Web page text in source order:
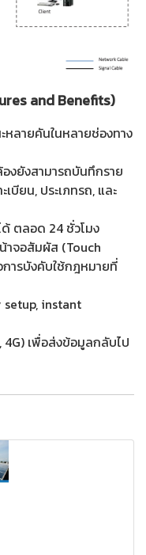
and Benefits)
หลายคันในหลายช่องทาง
งยังสามารถบันทึกราย
บียน, ประเภทรถ, และ
ด้ ตลอด 24 ชั่วโมง
าจอสัมผัส (Touch
ารบังคับใช้กฎหมายที่
setup, instant
4G) เพื่อส่งข้อมูลกลับไป